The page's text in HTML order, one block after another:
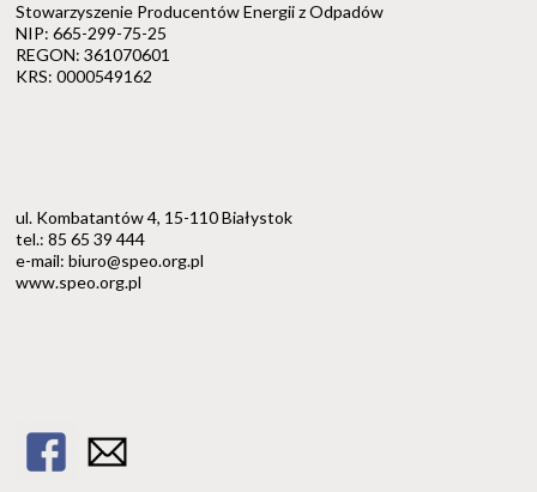
Stowarzyszenie Producentów Energii z Odpadów
NIP: 665-299-75-25
REGON: 361070601
KRS: 0000549162
ul. Kombatantów 4, 15-110 Białystok
tel.: 85 65 39 444
e-mail: biuro@speo.org.pl
www.speo.org.pl